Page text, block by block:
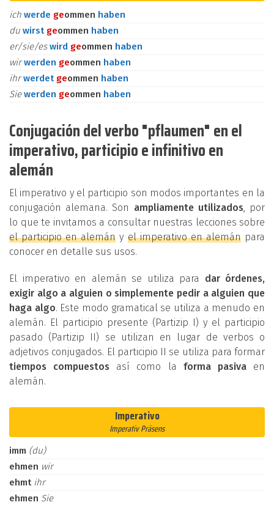
ich werde geommen haben
du wirst geommen haben
er/sie/eswird geommen haben
wirwerden geommen haben
ihrwerdet geommen haben
Siewerden geommen haben
Conjugación del verbo "pflaumen" en el
imperativo, participio e infinitivo en
alemán
El imperativo y el participio son modos importantes en la
conjugación alemana. Son ampliamente utilizados, por
lo que te invitamos a consultar nuestras lecciones sobre
el participio en alemán y el imperativo en alemánpara
conocer en detalle sus usos.
El imperativo en alemán se utiliza para dar órdenes,
exigir algo a alguien o simplemente pedir a alguien que
haga algo. Este modo gramatical se utiliza a menudo en
alemán. El participio presente (Partizip I) y el participio
pasado (Partizip II) se utilizan en lugar de verbos o
adjetivos conjugados. El participio II se utiliza para formar
tiempos compuestos así como la forma pasivaen
alemán.
Imperativo
Imperativ Präsens
imm (du)
ehmen wir
ehmt ihr
ehmen Sie